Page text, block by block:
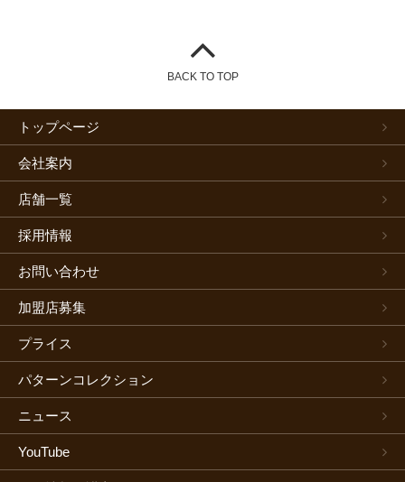
BACK TO TOP
トップページ
会社案内
店舗一覧
採用情報
お問い合わせ
加盟店募集
プライス
パターンコレクション
ニュース
YouTube